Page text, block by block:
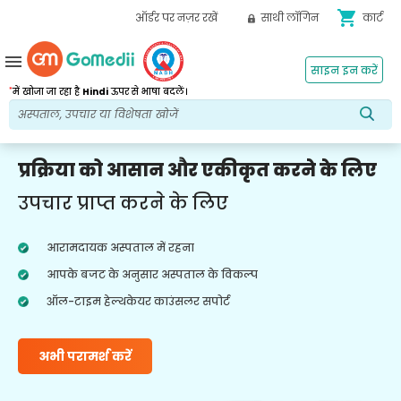
ऑर्डर पर नज़र रखें साथी लॉगिन shopping_cart कार्ट
*में खोजा जा रहा है Hindiऊपर से भाषा बदलें।
साइन इन करें
menu
प्रक्रिया को आसान और एकीकृत करने के लिए
उपचार प्राप्त करने के लिए
आरामदायक अस्पताल में रहना
आपके बजट के अनुसार अस्पताल के विकल्प
ऑल-टाइम हेल्थकेयर काउंसलर सपोर्ट
अभी परामर्श करें